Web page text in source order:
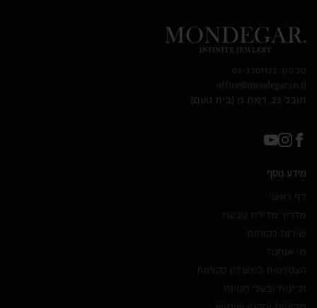
טלפון: 03-3301133
office@mondegar.co.il
תובל 23, רמת גן (בית נועם)
מידע נוסף
דף ראשי
מדריך מדידת טבעת
שירות לקוחות
מי אנחנו?
הצטרפות למועדון לקוחות
זכיינות ובעלי חנויות